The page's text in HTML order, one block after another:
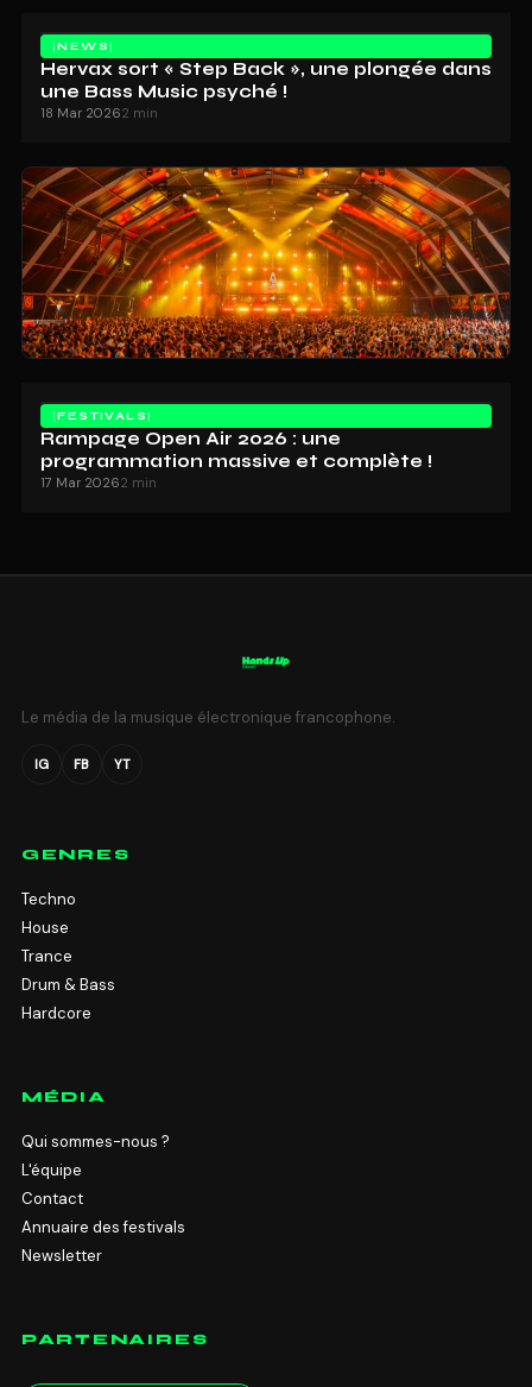
NEWS
Hervax sort « Step Back », une plongée dans
une Bass Music psyché !
18 Mar 20262 min
FESTIVALS
Rampage Open Air 2026 : une
programmation massive et complète !
17 Mar 20262 min
Le média de la musique électronique francophone.
IG FB YT
GENRES
Techno
House
Trance
Drum & Bass
Hardcore
MÉDIA
Qui sommes-nous ?
L'équipe
Contact
Annuaire des festivals
Newsletter
PARTENAIRES